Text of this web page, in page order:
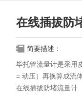
在线插拔防
简要描述：
毕托管流量计是采用
= 动压）再换算成流
在线插拔防堵流量计